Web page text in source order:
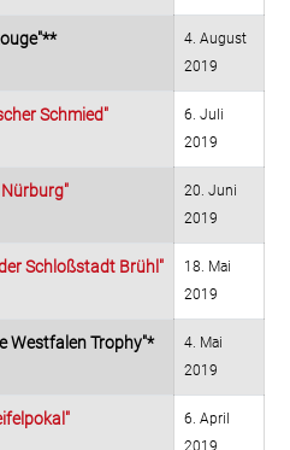
4. August
2019
Schmied"
6. Juli
2019
Nürburg"
20. Juni
2019
Schloßstadt Brühl"
18. Mai
2019
Westfalen Trophy"*
4. Mai
2019
6. April
2019